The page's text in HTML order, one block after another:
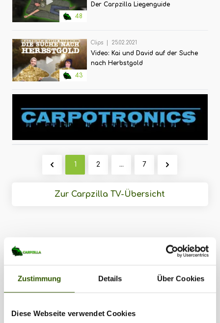
Zustimmung Details Über Cookies
Diese Webseite verwendet Cookies
48
Der Carpzilla Liegenguide
43
Clips 25.02.2021
Video: Kai und David auf der Suche
nach Herbstgold
1 2 ... 7
Zur Carpzilla TV-Übersicht
Beliebte Videos
11